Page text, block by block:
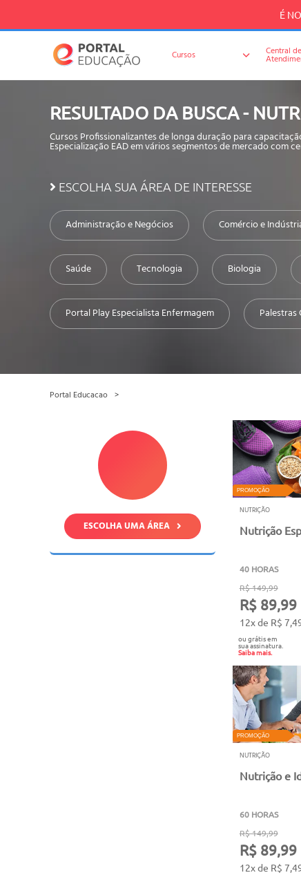
É
Cursos Central de
RESULTADO DA BUSCA -
Cursos Profissionalizantes de longa duração para
Especialização EAD em vários segmentos de mercado com
ESCOLHA SUA ÁREA DE INTERESSE
Administração e Negócios Comércio e
Saúde Tecnologia Biologia
Portal Play Especialista Enfermagem
Portal Educacao
ESCOLHA UMA ÁREA
PROMOÇÃO
NUTRIÇÃO
Nutrição
40 HORAS
R$ 149,99
R$ 89,99
12x de R$
ou grátis em
sua assinatura.
Saiba mais.
PROMOÇÃO
NUTRIÇÃO
Nutrição e
60 HORAS
R$ 149,99
R$ 89,99
12x de R$